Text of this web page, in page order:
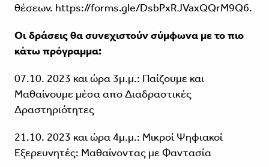
θέσεων. https://forms.gle/DsbPxRJVaxQQrM9Q6.
Οι δράσεις θα συνεχιστούν σύμφωνα με το πιο
κάτω πρόγραμμα:
07.10. 2023 και ώρα 3μ.μ.: Παίζουμε και
Μαθαίνουμε μέσα απο Διαδραστικές
Δραστηριότητες
21.10. 2023 και ώρα 4μ.μ.: Μικροί Ψηφιακοί
Εξερευνητές: Μαθαίνοντας με Φαντασία